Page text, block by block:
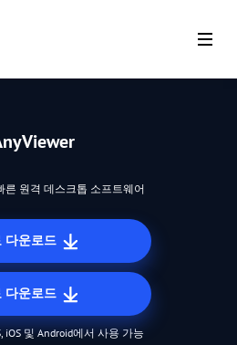
른 원격 데스크톱 소프트웨어
다운로드
다운로드
iOS 및 Android에서 사용 가능